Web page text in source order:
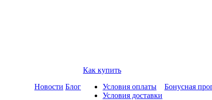
Новости Блог
Как купить
Условия оплаты
Условия доставки
Бонусная